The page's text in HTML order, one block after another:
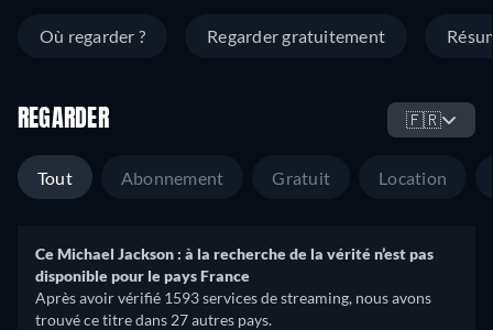
Où regarder ? Regarder gratuitement
REGARDER 🇫🇷
Tout Abonnement Gratuit Location
Ce Michael Jackson : à la recherche de la vérité n’est pas
disponible pour le pays France
Après avoir vérifié 1593 services de streaming, nous avons
trouvé ce titre dans 27 autres pays.